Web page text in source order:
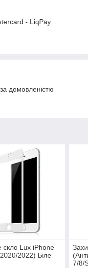
- LiqPay
домовленістю
скло Lux iPhone
2022) Біле
7/8/